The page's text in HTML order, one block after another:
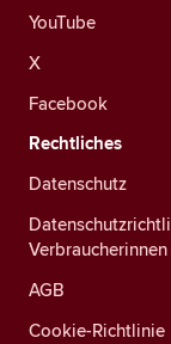
YouTube
X
Facebook
Rechtliches
Datenschutz
AGB
Cookie-Richtlinie